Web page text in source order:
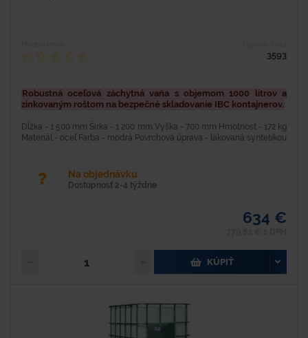
3593
Robustná oceľová záchytná vaňa s objemom 1000 litrov a
zinkovaným roštom na bezpečné skladovanie IBC kontajnerov.
Dĺžka - 1 500 mm Šírka - 1 200 mm Výška - 700 mm Hmotnosť - 172 kg
Materiál - oceľ Farba - modrá Povrchová úprava - lakovaná syntetikou
Na objednávku
Dostupnosť 2-4 týždne
634 €
KÚPIŤ